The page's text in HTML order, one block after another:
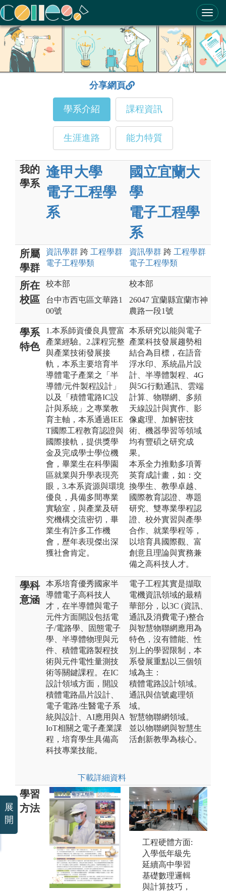
ColleGo! 大學選才與高中育才輔助系統
分享網頁
學系介紹 課程資訊
生涯進路 能力特質
我的
學系
逢甲大學
電子工程學
系
國立宜蘭大
學
電子工程學
系
所屬
學群
資訊學群 跨 工程學群
電子工程學類
資訊學群 跨 工程學群
電子工程學類
所在
校區
校本部
台中市西屯區文華路1
00號
校本部
26047 宜蘭縣宜蘭市神
農路一段1號
學系
特色
1.本系師資優良具豐富
產業經驗。2.課程完整
與產業技術發展接
軌，本系主要培育半
導體電子產業之「半
導體/元件製程設計」
以及「積體電路IC設
計與系統」之專業教
育主軸，本系通過IEE
T國際工程教育認證與
國際接軌，提供獎學
金及完成學士學位機
會，畢業生在科學園
區就業與升學表現亮
眼，3.本系資源與環境
優良，具備多間專業
實驗室，與產業及研
究機構交流密切，畢
業生有許多工作機
會，歷年表現傑出深
獲社會肯定。
本系研究以能與電子
產業科技發展趨勢相
結合為目標，在語音
浮水印、系統晶片設
計、半導體製程、4G
與5G行動通訊、雲端
計算、物聯網、多頻
天線設計與實作、影
像處理、加解密技
術、機器學習等領域
均有豐碩之研究成
果。
本系全力推動多項菁
英育成計畫，如：交
換學生、教學卓越、
國際教育認證、專題
研究、雙專業學程認
證、校外實習與產學
合作、就業學程等，
以培育具國際觀、富
創意且理論與實務兼
備之高科技人才。
學科
意涵
本系培育優秀國家半
導體電子高科技人
才，在半導體與電子
元件方面開設包括電
子/電路學、固態電子
學、半導體物理與元
件、積體電路製程技
術與元件電性量測技
術等關鍵課程。在IC
設計領域方面，開設
積體電路晶片設計、
電子電路/生醫電子系
統與設計、AI應用與A
IoT相關之電子產業課
程，培育學生具備高
科技專業技能。
下載詳細資料
電子工程其實是擷取
電機資訊領域的最精
華部分，以3C (資訊、
通訊及消費電子)整合
與智慧物聯網應用為
特色，沒有體能、性
別上的學習限制，本
系發展重點以三個領
域為主：
積體電路設計領域。
通訊與信號處理領
域。
智慧物聯網領域。
並以物聯網與智慧生
活創新教學為核心。
學習
方法
工程硬體方面:
入學低年級先
延續高中學習
基礎數理邏輯
與計算技巧，
展
開